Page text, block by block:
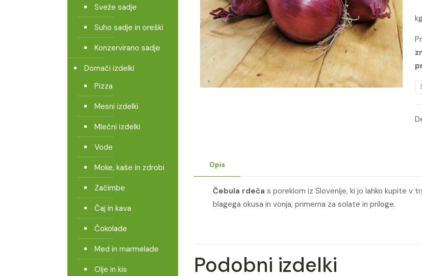
Opis
Čebula rdeča s poreklom iz Slovenije, ki jo lahko kupite v
blagega okusa in vonja, primerna za solate in priloge.
Podobni izdelki
Sveže sadje
Suho sadje in oreški
Konzervirano sadje
Domači izdelki
Pizza
Mesni izdelki
Mlečni izdelki
Vode
Moke, kaše in zdrobi
Začimbe
Čaj in kava
Čokolade
Med in marmelade
Olje in kis